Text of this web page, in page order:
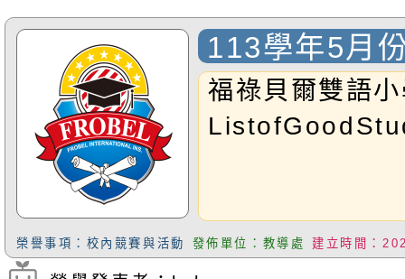
113學年5月
福祿貝爾雙語
榮譽事項：校內競賽與活動 發佈單位：教導處 建立時間：